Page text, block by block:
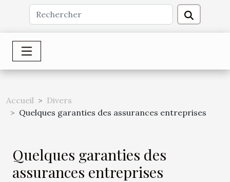
Accueil
Divers
Quelques garanties des assurances entreprises
Quelques garanties des
assurances entreprises